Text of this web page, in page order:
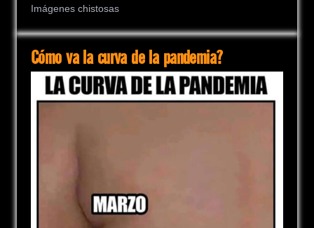
Imágenes chistosas
Cómo va la curva de la pandemia?